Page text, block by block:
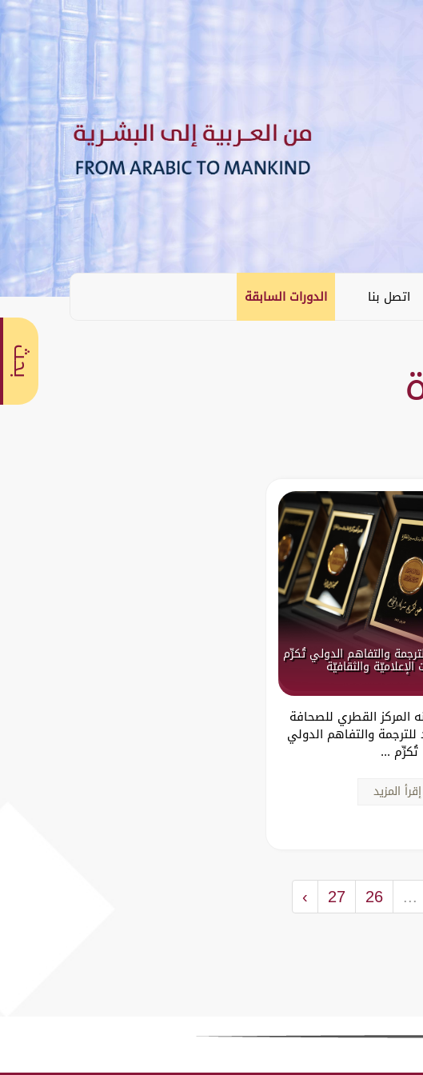
اتصل بنا الدورات السابقة
والتفاهم الدولي تُكرِّم
والثقافيّة
المركز القطري للصحافة
والتفاهم الدولي
تُكرِّم ...
إقرأ المزيد
...
26
27
›
بحث